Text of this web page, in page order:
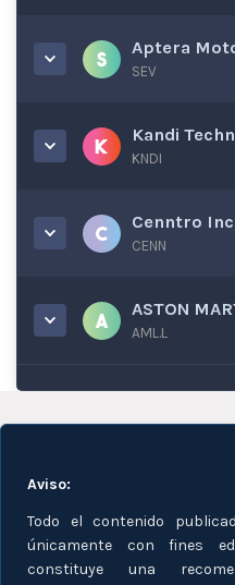
Aptera
SEV
Kandi
KNDI
Cenntro
CENN
ASTON
AML.L
Aviso:
Todo el contenido
únicamente con fines
constituye una